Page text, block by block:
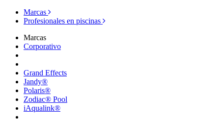
Marcas
Profesionales en piscinas
Marcas
Corporativo
Grand Effects
Jandy®
Polaris®
Zodiac® Pool
iAqualink®